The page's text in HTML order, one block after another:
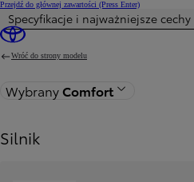
Przejdź do głównej zawartości (Press Enter)
Cena została zaktualizowana Cena Twojej konfiguracji
Specyfikacje i najważniejsze cechy
Wróć do strony modelu
WybranyComfort
Silnik